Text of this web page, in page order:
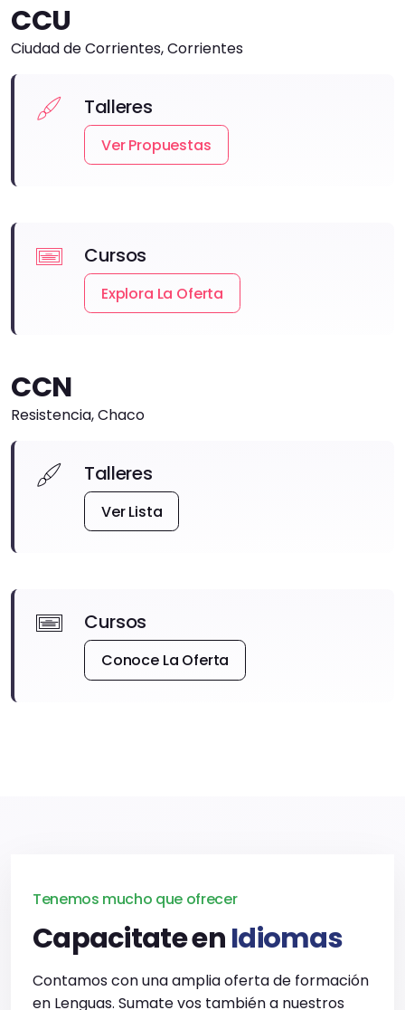
CCU
Ciudad de Corrientes, Corrientes
Talleres
Ver Propuestas
Cursos
Explora La Oferta
CCN
Resistencia, Chaco
Talleres
Ver Lista
Cursos
Conoce La Oferta
Tenemos mucho que ofrecer
Capacitate enIdiomas
Contamos con una amplia oferta de formación
en Lenguas. Sumate vos también a nuestros